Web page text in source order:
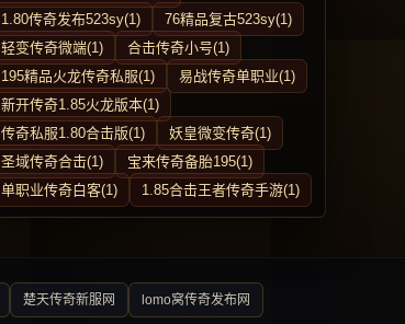
1.80传奇发布523sy(1)
76精品复古523sy(1)
轻变传奇微端(1)
合击传奇小号(1)
195精品火龙传奇私服(1)
易战传奇单职业(1)
新开传奇1.85火龙版本(1)
传奇私服1.80合击版(1)
妖皇微变传奇(1)
圣域传奇合击(1)
宝来传奇备胎195(1)
单职业传奇白客(1)
1.85合击王者传奇手游(1)
楚天传奇新服网 lomo窝传奇发布网